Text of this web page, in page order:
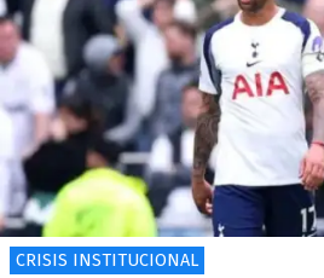
CRISIS INSTITUCIONAL